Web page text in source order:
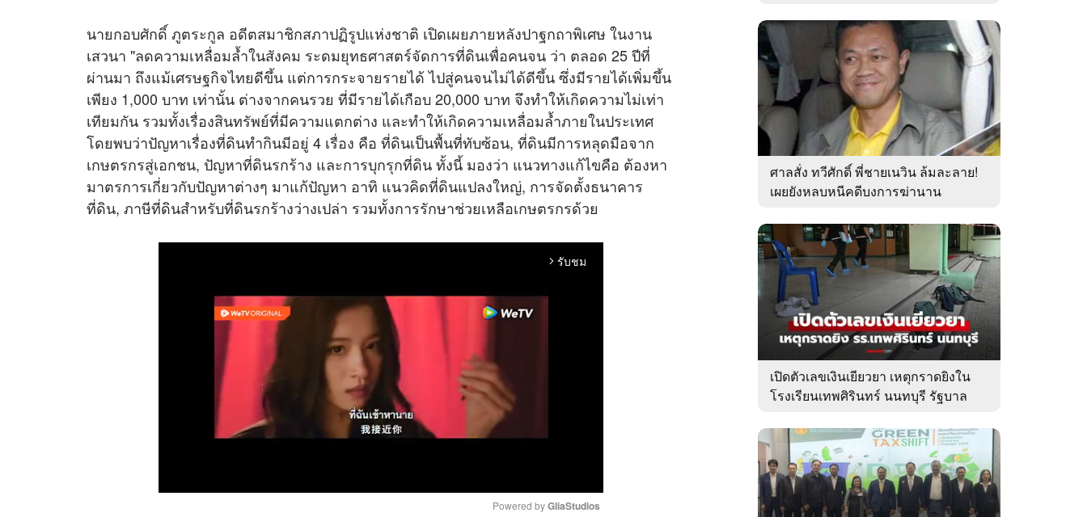
นายกอบศักดิ์ ภูตระกูล อดีตสมาชิกสภาปฏิรูปแห่งชาติ เปิดเผยภายหลังปาฐกถาพิเศษ ในงาน
เสวนา "ลดความเหลื่อมล้ำในสังคม ระดมยุทธศาสตร์จัดการที่ดินเพื่อคนจน ว่า ตลอด 25 ปีที่
ผ่านมา ถึงแม้เศรษฐกิจไทยดีขึ้น แต่การกระจายรายได้ ไปสู่คนจนไม่ได้ดีขึ้น ซึ่งมีรายได้เพิ่มขึ้น
เพียง 1,000 บาท เท่านั้น ต่างจากคนรวย ที่มีรายได้เกือบ 20,000 บาท จึงทำให้เกิดความไม่เท่า
เทียมกัน รวมทั้งเรื่องสินทรัพย์ที่มีความแตกต่าง และทำให้เกิดความเหลื่อมล้ำภายในประเทศ
โดยพบว่าปัญหาเรื่องที่ดินทำกินมีอยู่ 4 เรื่อง คือ ที่ดินเป็นพื้นที่ทับซ้อน, ที่ดินมีการหลุดมือจาก
เกษตรกรสู่เอกชน, ปัญหาที่ดินรกร้าง และการบุกรุกที่ดิน ทั้งนี้ มองว่า แนวทางแก้ไขคือ ต้องหา
มาตรการเกี่ยวกับปัญหาต่างๆ มาแก้ปัญหา อาทิ แนวคิดที่ดินแปลงใหญ่, การจัดตั้งธนาคาร
ที่ดิน, ภาษีที่ดินสำหรับที่ดินรกร้างว่างเปล่า รวมทั้งการรักษาช่วยเหลือเกษตรกรด้วย
arrow_forward_ios รับชม
Powered by GliaStudios
ศาลสั่ง ทวีศักดิ์ พี่ชายเนวิน ล้มละลาย!
เผยยังหลบหนีคดีบงการฆ่านาน
เปิดตัวเลขเงินเยียวยา เหตุกราดยิงใน
โรงเรียนเทพศิรินทร์ นนทบุรี รัฐบาล